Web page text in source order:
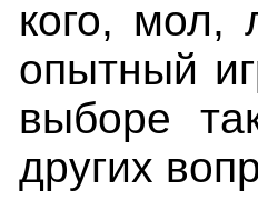
кого, мол,
опытный
выборе
других